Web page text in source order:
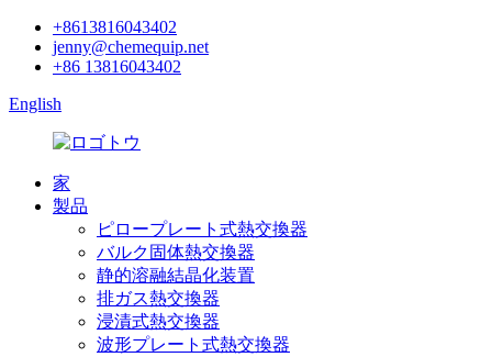
+8613816043402
jenny@chemequip.net
+86 13816043402
English
家
製品
ピロープレート式熱交換器
バルク固体熱交換器
静的溶融結晶化装置
排ガス熱交換器
浸漬式熱交換器
波形プレート式熱交換器